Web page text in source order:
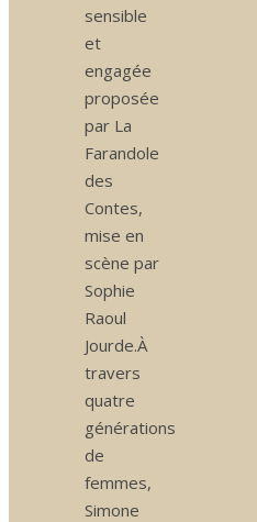
sensible
et
engagée
proposée
par La
Farandole
des
Contes,
mise en
scène par
Sophie
Raoul
Jourde.À
travers
quatre
générations
de
femmes,
Simone